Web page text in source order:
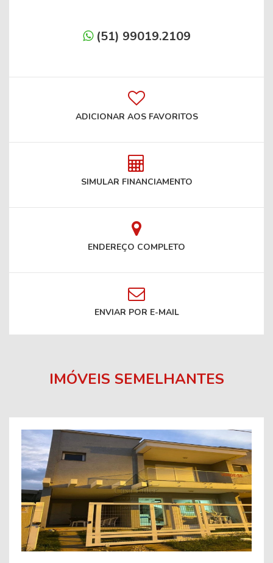
(51) 99019.2109
ADICIONAR AOS FAVORITOS
SIMULAR FINANCIAMENTO
ENDEREÇO COMPLETO
ENVIAR POR E-MAIL
IMÓVEIS SEMELHANTES